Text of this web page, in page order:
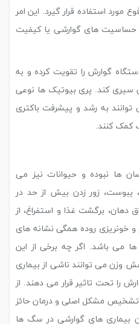
مورد استفاده قرار گیرد. این امر
حساسیت های گوارشی یا کیفیت
گوارش را تقویت کرده و به
کند. پری بیوتیک ها نوعی
به رشد و پیشرفت باکتری
کمک کنند.
ها نبوده و حیوانات نیز می
یبوست، زور زدن بیش از حد در
دهان، برگشت غذا و استفراغ، از
خونریزی روده همگی نشانه های
می باشد. اگر چه برخی از این
وزن می توانند ناشی از بیماری
را تحت تاثیر قرار می دهند. از
مشکل اصلی و درمان حائز
بیماری های گوارشی در سگ ها